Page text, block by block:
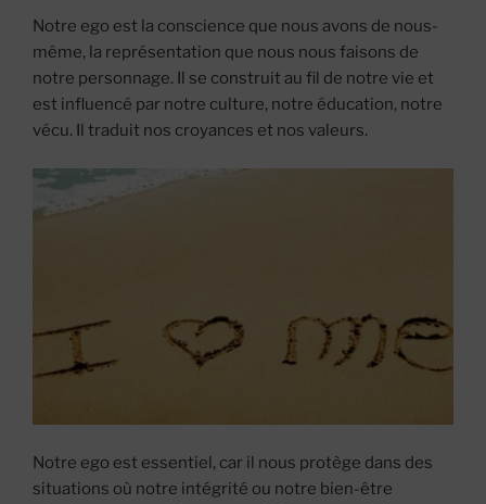
Notre ego est la conscience que nous avons de nous-
même, la représentation que nous nous faisons de
notre personnage. Il se construit au fil de notre vie et
est influencé par notre culture, notre éducation, notre
vécu. Il traduit nos croyances et nos valeurs.
Notre ego est essentiel, car il nous protège dans des
situations où notre intégrité ou notre bien-être